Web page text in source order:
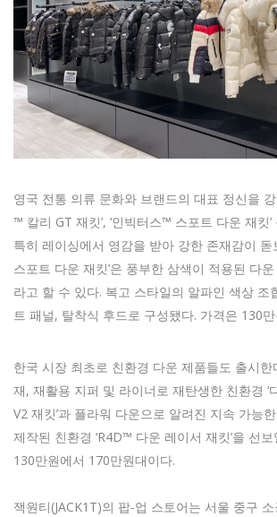
영국 전통 의류 문화와 브랜드의 대표 정신을 강
™ 칼리 GT 재킷’, ‘인빅터스™ 스포트 다운 재킷
특히 레이싱에서 영감을 받아 강한 존재감이 돋
스포트 다운 재킷’은 풍부한 삼색이 적용된 다
라고 할 수 있다. 복고 스타일의 알파인 색상 조
트 패널, 탈착식 후드로 구성됐다. 가격은 130
한국 시장 최초로 친환경 다운 제품들도 출시한
재, 재활용 지퍼 및 라이너로 재탄생한 친환경 ‘
V2 재킷’과 플라워 다운으로 알려진 지속 가능
제작된 친환경 ‘R4D™ 다운 레이서 재킷’을 선
130만원에서 170만원대이다.
잭원티(JACK1T)의 팝-업 스토어는 서울 중구